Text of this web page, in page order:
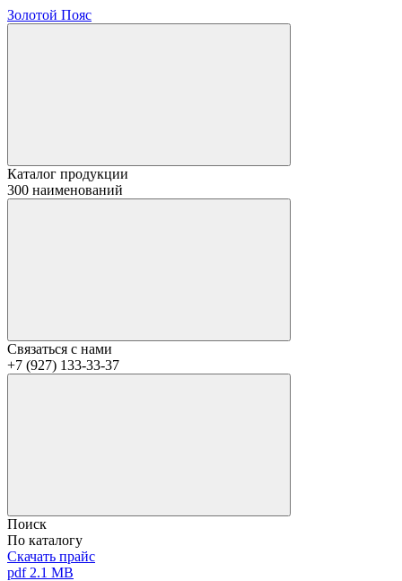
Золотой Пояс
Каталог продукции
300 наименований
Связаться с нами
+7 (927) 133-33-37
Поиск
По каталогу
Скачать прайс
pdf 2.1 MB